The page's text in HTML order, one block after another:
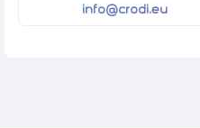
info@crodi.eu